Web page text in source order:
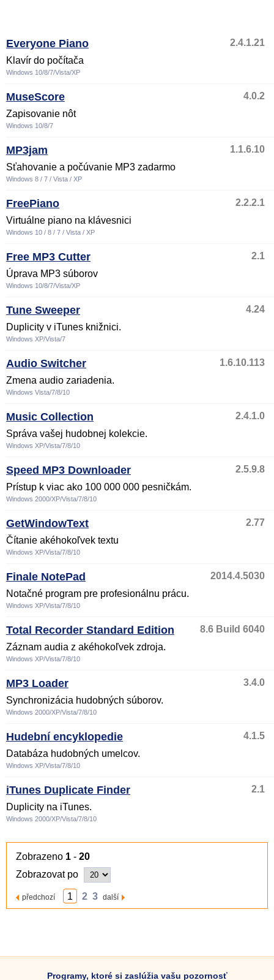
Everyone Piano
2.4.1.21
Klavír do počítača
Windows 10/8/7/Vista/XP
MuseScore
4.0.2
Zapisovanie nôt
Windows 10/8/7
MP3jam
1.1.6.10
Sťahovanie a počúvanie MP3 zadarmo
Windows 8 / 7 / Vista / XP
FreePiano
2.2.2.1
Virtuálne piano na klávesnici
Windows 10 / 8 / 7 / Vista / XP
Free MP3 Cutter
2.1
Úprava MP3 súborov
Windows 10/8/7/Vista/XP
Tune Sweeper
4.24
Duplicity v iTunes knižnici.
Windows XP/Vista/7
Audio Switcher
1.6.10.113
Zmena audio zariadenia.
Windows Vista/7/8/10
Music Collection
2.4.1.0
Správa vašej hudobnej kolekcie.
Windows XP/Vista/7/8/10
Speed MP3 Downloader
2.5.9.8
Prístup k viac ako 100 000 000 pesničkám.
Windows 2000/XP/Vista/7/8/10
GetWindowText
2.77
Čítanie akéhokoľvek textu
Windows XP/Vista/7/8/10
Finale NotePad
2014.4.5030
Notačné program pre profesionálnu prácu.
Windows XP/Vista/7/8/10
Total Recorder Standard Edition
8.6 Build 6040
Záznam audia z akéhokoľvek zdroja.
Windows XP/Vista/7/8/10
MP3 Loader
3.4.0
Synchronizácia hudobných súborov.
Windows 2000/XP/Vista/7/8/10
Hudební encyklopedie
4.1.5
Databáza hudobných umelcov.
Windows XP/Vista/7/8/10
iTunes Duplicate Finder
2.1
Duplicity na iTunes.
Windows 2000/XP/Vista/7/8/10
Zobrazeno 1 - 20
Zobrazovat po
předchozí 1 2 3 další
Programy, ktoré si zaslúžia vašu pozornosť